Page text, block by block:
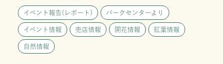
イベント報告(レポート) パークセンターより
イベント情報 売店情報 開花情報 紅葉情報
自然情報